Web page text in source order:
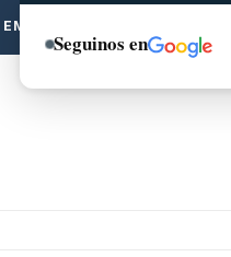
EMPRENDE VERDE
Seguinos en